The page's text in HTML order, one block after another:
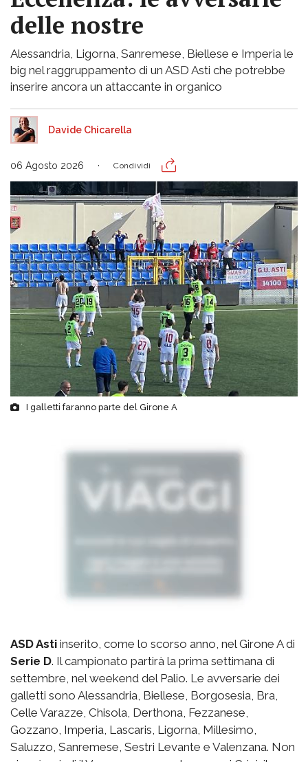
delle nostre
Alessandria, Ligorna, Sanremese, Biellese e Imperia le
big nel raggruppamento di un ASD Asti che potrebbe
inserire ancora un attaccante in organico
Davide Chicarella
06 Agosto 2026 Condividi
I galletti faranno parte del Girone A
ASD Asti inserito, come lo scorso anno, nel Girone A di
Serie D. Il campionato partirà la prima settimana di
settembre, nel weekend del Palio. Le avversarie dei
galletti sono Alessandria, Biellese, Borgosesia, Bra,
Celle Varazze, Chisola, Derthona, Fezzanese,
Gozzano, Imperia, Lascaris, Ligorna, Millesimo,
Saluzzo, Sanremese, Sestri Levante e Valenzana. Non